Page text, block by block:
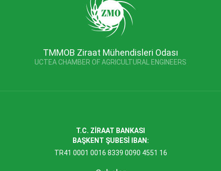
TMMOB Ziraat Mühendisleri Odası
UCTEA CHAMBER OF AGRICULTURAL ENGINEERS
T.C. ZİRAAT BANKASI
BAŞKENT ŞUBESİ IBAN:
TR41 0001 0016 8339 0090 4551 16